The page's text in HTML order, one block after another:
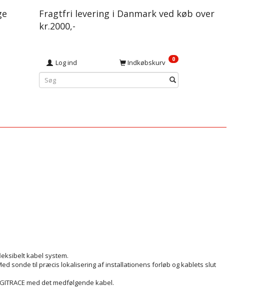
Fragtfri levering i Danmark ved køb over
kr.2000,-
Log ind Indkøbskurv 0
kabel system.
sonde til præcis lokalisering af installationens forløb og kablets slut
med det medfølgende kabel.